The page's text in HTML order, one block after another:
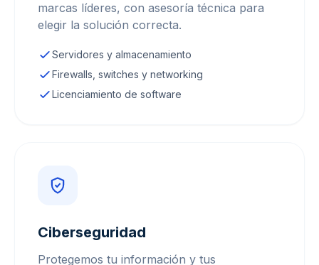
marcas líderes, con asesoría técnica para
elegir la solución correcta.
Servidores y almacenamiento
Firewalls, switches y networking
Licenciamiento de software
Ciberseguridad
Protegemos tu información y tus